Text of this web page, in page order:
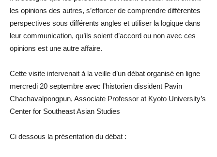
les opinions des autres, s’efforcer de comprendre différentes
perspectives sous différents angles et utiliser la logique dans
leur communication, qu’ils soient d’accord ou non avec ces
opinions est une autre affaire.
Cette visite intervenait à la veille d’un débat organisé en ligne
mercredi 20 septembre avec l’historien dissident Pavin
Chachavalpongpun, Associate Professor at Kyoto University’s
Center for Southeast Asian Studies
Ci dessous la présentation du débat :